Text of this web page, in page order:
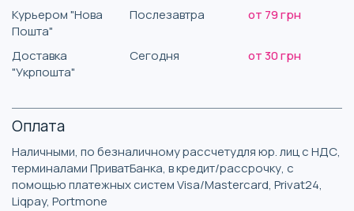
Курьером "Нова
Пошта"
Послезавтра от 79 грн
Доставка
"Укрпошта"
Сегодня от 30 грн
Оплата
Наличными, по безналичному рассчетудля юр. лиц с НДС,
терминалами ПриватБанка, в кредит/рассрочку, с
помощью платежных систем Visa/Mastercard, Privat24,
Liqpay, Portmone